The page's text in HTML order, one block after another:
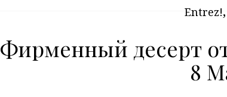
Entrez!,
Фирменный десерт
8